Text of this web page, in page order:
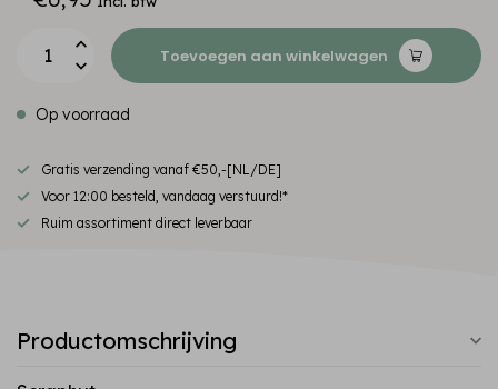
Toevoegen aan winkelwagen
Op voorraad
Gratis verzending vanaf €50,-[NL/DE]
Voor 12:00 besteld, vandaag verstuurd!*
Ruim assortiment direct leverbaar
Productomschrijving